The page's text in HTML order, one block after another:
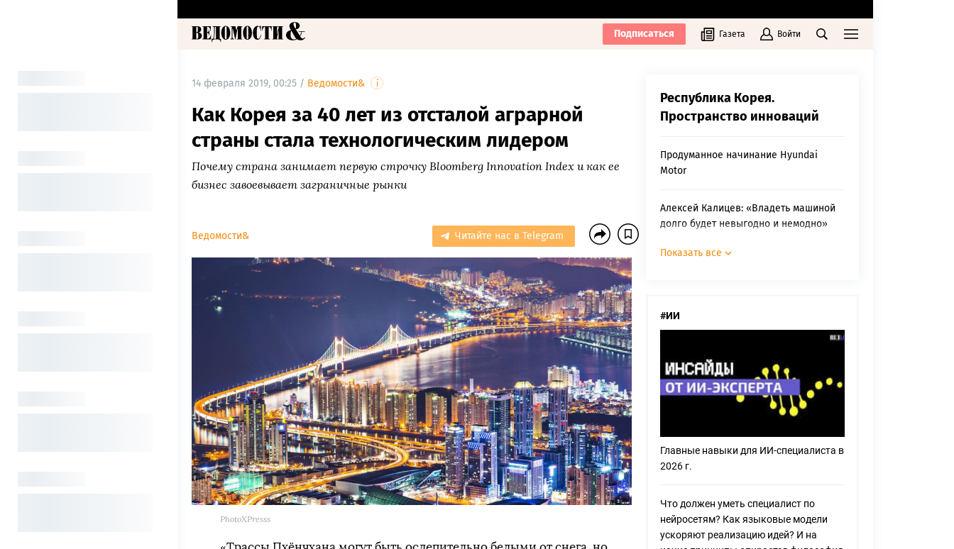
Подписаться Газета Войти
14 февраля 2019, 00:25 / Ведомости& i
Как Корея за 40 лет из отсталой аграрной
страны стала технологическим лидером
Почему страна занимает первую строчку Bloomberg Innovation Index и как ее
бизнес завоевывает заграничные рынки
Ведомости& Читайте нас в Telegram
PhotoXPresss
Республика Корея.
Пространство инноваций
Продуманное начинание Hyundai
Motor
Алексей Калицев: «Владеть машиной
долго будет невыгодно и немодно»
В какие технологии будущего
инвестирует Hyundai Motor
Бойзбенды, сериалы, дизайн – все, что
нужно знать о модных героях из Кореи
Показать все
#ИИ
Главные навыки для ИИ-специалиста в
2026 г.
Что должен уметь специалист по
нейросетям? Как языковые модели
ускоряют реализацию идей? И на